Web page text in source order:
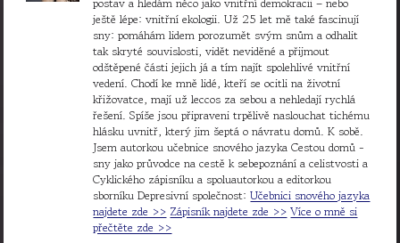
ještě lépe: vnitřní ekologii. Už 25 let mě také fascinují
sny: pomáhám lidem porozumět svým snům a odhalit
tak skryté souvislosti, vidět neviděné a přijmout
odštěpené části jejich já a tím najít spolehlivé vnitřní
vedení. Chodí ke mně lidé, kteří se ocitli na životní
křižovatce, mají už leccos za sebou a nehledají rychlá
řešení. Spíše jsou připraveni trpělivě naslouchat tichému
hlásku uvnitř, který jim šeptá o návratu domů. K sobě.
Jsem autorkou učebnice snového jazyka Cestou domů -
sny jako průvodce na cestě k sebepoznání a celistvosti a
Cyklického zápisníku a spoluautorkou a editorkou
sborníku Depresivní společnost:Učebnici snového jazyka
najdete zde >> Zápisník najdete zde >> Více o mně si
přečtěte zde >>